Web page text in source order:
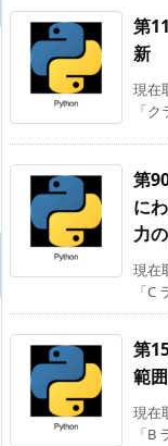
第
新
現在
「
第
に
力
現在
「C
第
範
現在
「B